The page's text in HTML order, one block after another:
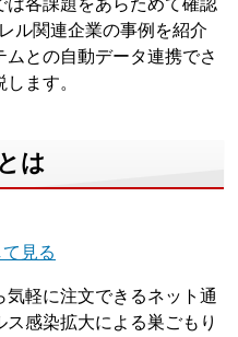
は各課題をあらためて確認
ル関連企業の事例を紹介
との自動データ連携でさ
ます。
は
見る
軽に注文できるネット通
感染拡大による巣ごもり